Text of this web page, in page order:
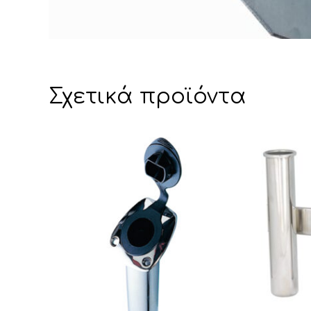
Σχετικά προϊόντα